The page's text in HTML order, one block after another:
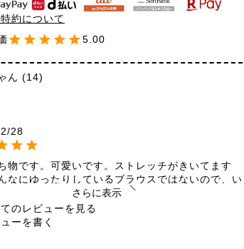
約について
5.00
ん
14
28
物です。可愛いです。ストレッチがきいてます
なにゆったりしているブラウスではないので、い
たりを着てる私はいつものサイズでは着用感でい
だけ胸と脇がきつい感じがしましたが、鏡に写っ
は問題なしです。裾の長さがあと10センチ欲し
さらに表示
のレビューを見る
ーを書く